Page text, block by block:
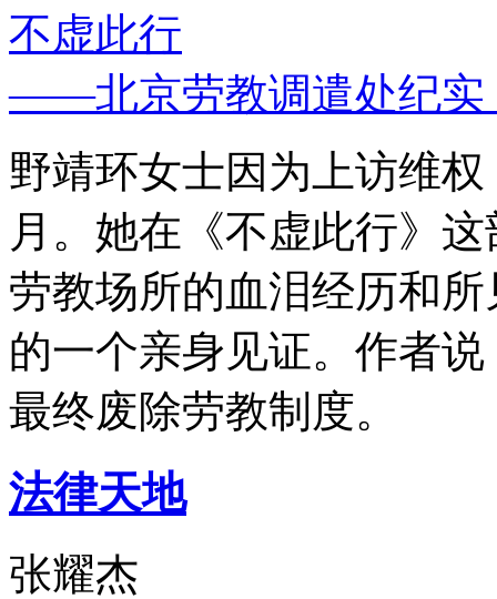
不虚此行
——北京劳教调遣处纪实
野靖环女士因为上访维
月。她在《不虚此行》
劳教场所的血泪经历和
的一个亲身见证。作者
最终废除劳教制度。
法律天地
张耀杰